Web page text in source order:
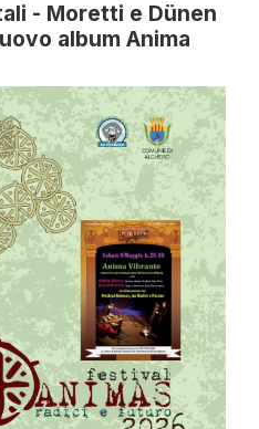
- Moretti e Dünen
album Anima